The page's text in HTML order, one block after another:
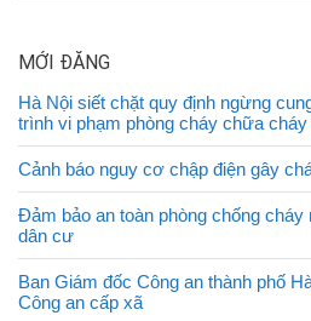
MỚI ĐĂNG
Hà Nội siết chặt quy định ngừng
trình vi phạm phòng cháy chữa
Cảnh báo nguy cơ chập điện gây
Đảm bảo an toàn phòng chống
dân cư
Ban Giám đốc Công an thành phố
Công an cấp xã